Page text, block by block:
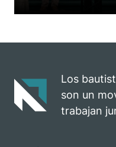
celebra el
Los
son un
trabajan